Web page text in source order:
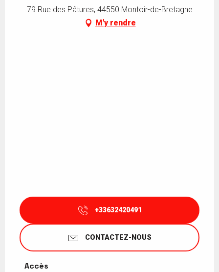
79 Rue des Pâtures, 44550 Montoir-de-Bretagne
M'y rendre
+33632420491
CONTACTEZ-NOUS
Accès
Accès